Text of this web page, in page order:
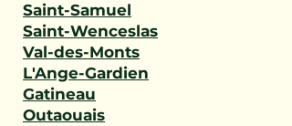
Saint-Samuel
Saint-Wenceslas
Val-des-Monts
L'Ange-Gardien
Gatineau
Outaouais